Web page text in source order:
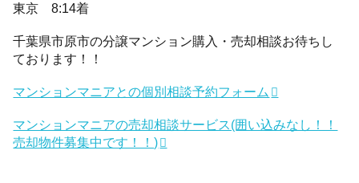
東京 8:14着
千葉県市原市の分譲マンション購入・売却相談お待ちし
ております！！
マンションマニアとの個別相談予約フォーム
マンションマニアの売却相談サービス(囲い込みなし！！
売却物件募集中です！！)